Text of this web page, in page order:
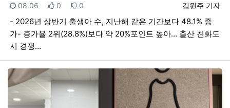
등록자
김원주 기자
등록일
08.06 추천
0 비추천
0
- 2026년 상반기 출생아 수, 지난해 같은 기간보다 48.1% 증
가- 증가율 2위(28.8%)보다 약 20%포인트 높아… 출산 친화도
시 경쟁…